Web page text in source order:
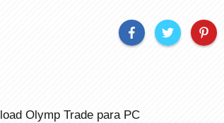
Olymp Trade para PC